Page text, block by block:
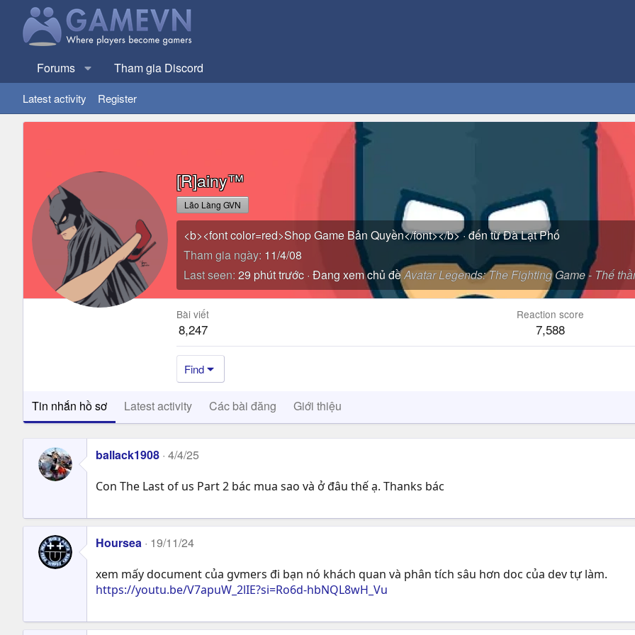
Forums Tham gia Discord
Latest activity Register
[R]ainy™
Lão Làng GVN
<b><font color=red>Shop Game Bản Quyền</font></b>· đến từĐà Lạt Phố
Tham gia ngày 11/4/08
Last seen 29 phút trước · Đang xem chủ đềAvatar Legends: The Fighting Game - Thế
Bài viết
8,247
Reaction score
7,588
Find
Tin nhắn hồ sơ Latest activity Các bài đăng Giới thiệu
ballack1908 4/4/25
Con The Last of us Part 2 bác mua sao và ở đâu thế ạ. Thanks bác
Hoursea 19/11/24
xem mấy document của gvmers đi bạn nó khách quan và phân tích sâu hơn doc của dev tự làm.
https://youtu.be/V7apuW_2lIE?si=Ro6d-hbNQL8wH_Vu